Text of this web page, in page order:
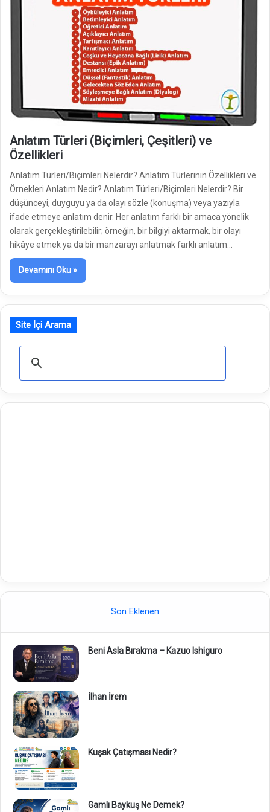
Anlatım Türleri (Biçimleri, Çeşitleri) ve
Özellikleri
Anlatım Türleri/Biçimleri Nelerdir? Anlatım Türlerinin Özellikleri ve
Örnekleri Anlatım Nedir? Anlatım Türleri/Biçimleri Nelerdir? Bir
düşünceyi, duyguyu ya da olayı sözle (konuşma) veya yazıyla
ifade etmeye anlatım denir. Her anlatım farklı bir amaca yönelik
olarak gerçekleştirilebilir; örneğin, bir bilgiyi aktarmak, bir olayı
hikâye etmek ya da bir manzarayı anlatmak farklı anlatım…
Devamını Oku »
Site İçi Arama
Son Eklenen
Beni Asla Bırakma – Kazuo Ishiguro
İlhan İrem
Kuşak Çatışması Nedir?
Gamlı Baykuş Ne Demek?